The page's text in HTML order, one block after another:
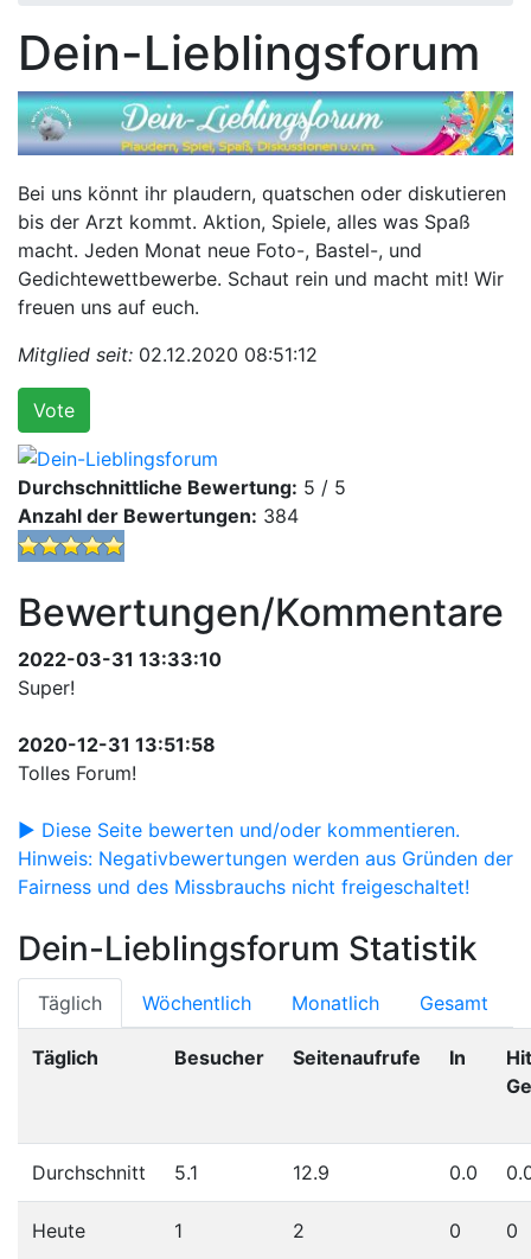
Dein-Lieblingsforum
Bei uns könnt ihr plaudern, quatschen oder diskutieren
bis der Arzt kommt. Aktion, Spiele, alles was Spaß
macht. Jeden Monat neue Foto-, Bastel-, und
Gedichtewettbewerbe. Schaut rein und macht mit! Wir
freuen uns auf euch.
Mitglied seit: 02.12.2020 08:51:12
Vote
Durchschnittliche Bewertung: 5 / 5
Anzahl der Bewertungen: 384
Bewertungen/Kommentare
2022-03-31 13:33:10
Super!
2020-12-31 13:51:58
Tolles Forum!
► Diese Seite bewerten und/oder kommentieren.
Hinweis: Negativbewertungen werden aus Gründen der
Fairness und des Missbrauchs nicht freigeschaltet!
Dein-Lieblingsforum Statistik
Täglich Wöchentlich Monatlich Gesamt
Täglich Besucher Seitenaufrufe In
Durchschnitt 5.1 12.9 0.0
Heute 1 2 0 0